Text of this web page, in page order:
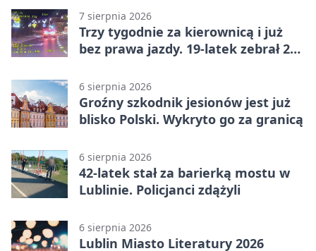
7 sierpnia 2026
Trzy tygodnie za kierownicą i już
bez prawa jazdy. 19-latek zebrał 23
6 sierpnia 2026
Groźny szkodnik jesionów jest już
blisko Polski. Wykryto go za granicą
6 sierpnia 2026
42-latek stał za barierką mostu w
Lublinie. Policjanci zdążyli
6 sierpnia 2026
Lublin Miasto Literatury 2026